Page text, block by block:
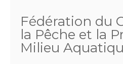
Fédération du
la Pêche et la
Milieu